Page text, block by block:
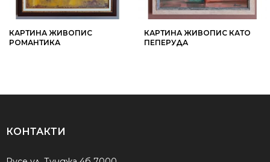
КАРТИНА ЖИВОПИС
РОМАНТИКА
КАРТИНА ЖИВОПИС КАТО
ПЕПЕРУДА
КОНТАКТИ